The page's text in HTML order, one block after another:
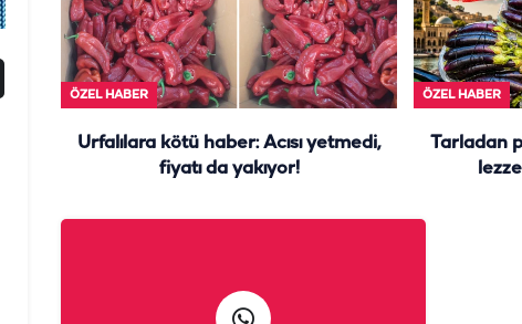
ÖZEL HABER
Urfalılara kötü haber: Acısı yetmedi,
fiyatı da yakıyor!
ÖZEL HABER
Tarladan